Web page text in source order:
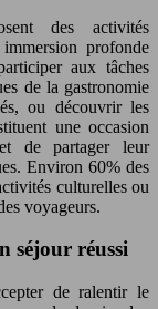
des activités
profonde
aux tâches
de la gastronomie
ou découvrir les
une occasion
de partager leur
Environ 60% des
culturelles ou
voyageurs.
séjour réussi
de ralentir le